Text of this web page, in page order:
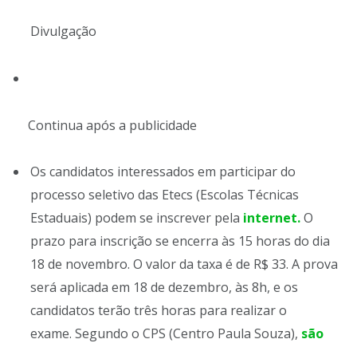
Divulgação
Continua após a publicidade
Os candidatos interessados em participar do
processo seletivo das Etecs (Escolas Técnicas
Estaduais) podem se inscrever pela internet.O
prazo para inscrição se encerra às 15 horas do dia
18 de novembro.‌‌ O valor da taxa é de R$ 33. A prova
será aplicada em 18 de dezembro, às 8h, e os
candidatos terão três horas para realizar o
exame. Segundo o CPS (Centro Paula Souza), são